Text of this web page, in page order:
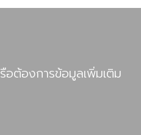
อต้องการข้อมูลเพิ่มเติม